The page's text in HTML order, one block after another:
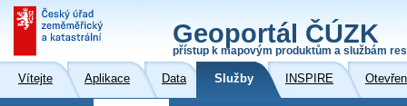
Geoportál ČÚZK
přístup k mapovým produktům a službám
Vítejte Aplikace Data Služby INSPIRE